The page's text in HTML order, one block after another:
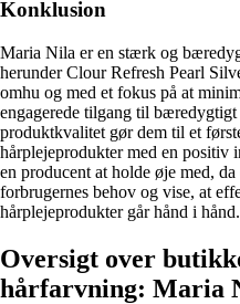
Konklusion
Maria Nila er en stærk og
herunder Clour Refresh Pearl
omhu og med et fokus på at
engagerede tilgang til
produktkvalitet gør dem til et
hårplejeprodukter med en
en producent at holde øje med,
forbrugernes behov og vise, at
hårplejeprodukter går hånd i hånd.
Oversigt over
hårfarvning: Maria